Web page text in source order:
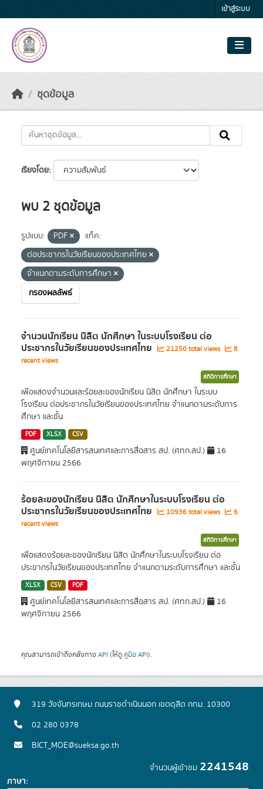
เข้าสู่ระบบ
ชุดข้อมูล
เรียงโดย
พบ 2 ชุดข้อมูล
รูปแบบ: PDF
แท็ค:
ต่อประชากรในวัยเรียนของประเทศไทย
จำแนกตามระดับการศึกษา
กรองผลลัพธ์
จำนวนนักเรียน นิสิต นักศึกษา ในระบบโรงเรียน ต่อ
ประชากรในวัยเรียนของประเทศไทย 21250 total views
8
recent views
สถิติการศึกษา
เพื่อแสดงจำนวนและร้อยละของนักเรียน นิสิต นักศึกษา ในระบบ
โรงเรียน ต่อประชากรในวัยเรียนของประเทศไทย จำแนกตามระดับการ
ศึกษา และชั้น
PDF XLSX CSV
ศูนย์เทคโนโลยีสารสนเทศและการสื่อสาร สป. (ศทก.สป.)
16
พฤศจิกายน 2566
ร้อยละของนักเรียน นิสิต นักศึกษาในระบบโรงเรียน ต่อ
ประชากรในวัยเรียนของประเทศไทย 10936 total views
6
recent views
สถิติการศึกษา
เพื่อแสดงร้อยละของนักเรียน นิสิต นักศึกษาในระบบโรงเรียน ต่อ
ประชากรในวัยเรียนของประเทศไทย จำแนกตามระดับการศึกษา และชั้น
XLSX CSV PDF
ศูนย์เทคโนโลยีสารสนเทศและการสื่อสาร สป. (ศทก.สป.)
16
พฤศจิกายน 2566
คุณสามารถเข้าถึงคลังทาง API (ให้ดู คู่มือ API).
319 วังจันทรเกษม ถนนราชดำเนินนอก เขตดุสิต กทม. 10300
02 280 0378
BICT_MOE@sueksa.go.th
จำนวนผู้เข้าชม 2241548
ภาษา